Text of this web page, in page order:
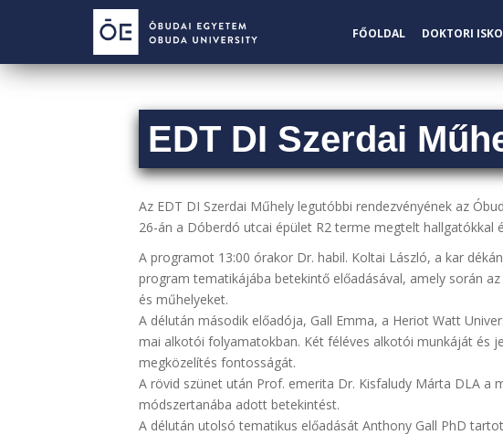
p
FŐOLDAL DOKTORI
EDT DI Szerdai
Az EDT DI Szerdai Műhely legutóbbi rendezvényének az
26-án a Dóberdó utcai épület R2 terme megtelt hallgatókkal
A programot 13:00 órakor Dr. habil. Koltai László, a kar
program tematikájába betekintő előadásával, amely során
és műhelyeket.
A délután második előadója, Gall Emma, a Heriot Watt
mai alkotói folyamatokban. Két féléves alkotói munkáját és
megközelítés fontosságát.
A rövid szünet után Prof. emerita Dr. Kisfaludy Márta DLA a
módszertanába adott betekintést.
A délután utolsó tematikus előadását Anthony Gall PhD